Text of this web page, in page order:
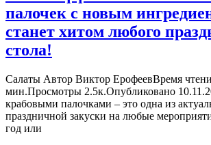
палочек с новым
станет хитом любого
стола!
Салаты Автор Виктор ЕрофеевВремя
мин.Просмотры 2.5к.Опубликовано
крабовыми палочками – это одна из
праздничной закуски на любые
год или